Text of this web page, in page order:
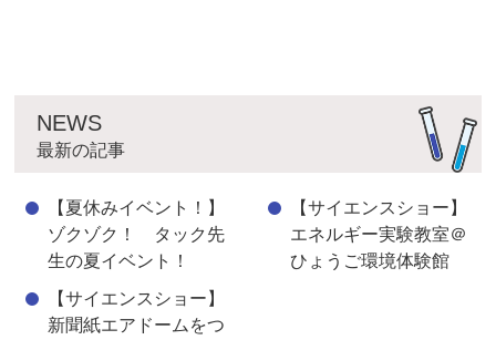
NEWS
最新の記事
【夏休みイベント！】
ゾクゾク！ タック先
生の夏イベント！
【サイエンスショー】
エネルギー実験教室＠
ひょうご環境体験館
【サイエンスショー】
新聞紙エアドームをつ